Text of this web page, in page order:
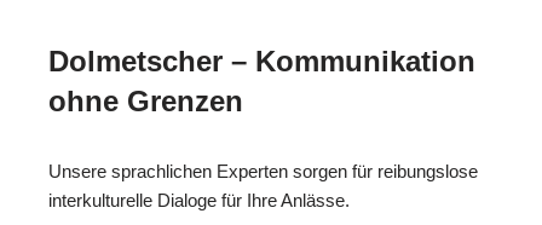
Dolmetscher – Kommunikation
ohne Grenzen
Unsere sprachlichen Experten sorgen für reibungslose
interkulturelle Dialoge für Ihre Anlässe.